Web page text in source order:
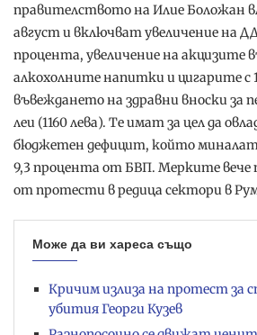
правителството на Илие Боложан
август и включват увеличение на
процента, увеличение на акцизите
алкохолните напитки и цигарите с
въвеждането на здравни вноски за
леи (1160 лева). Те имат за цел да
бюджетен дефицит, който
9,3 процента от БВП. Мерките вече
от протести в редица сектори в
Може да ви хареса също
Кричим излиза на протест за
убития Георги Кузев